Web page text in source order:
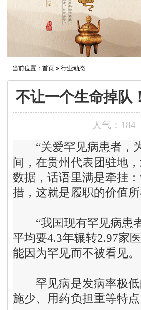
当前位置： 首页 » 行业动态
不让一个生命掉队
人气： 184
“关爱罕见病患者，为
间，在贵州代表团驻地
数据，话语里满是牵挂
措，这就是履职的价值
“我国现有罕见病患者
平均要4.3年辗转2.97家
能因为罕见而不被看见。
罕见病是发病率极低
施少、用药负担重等特